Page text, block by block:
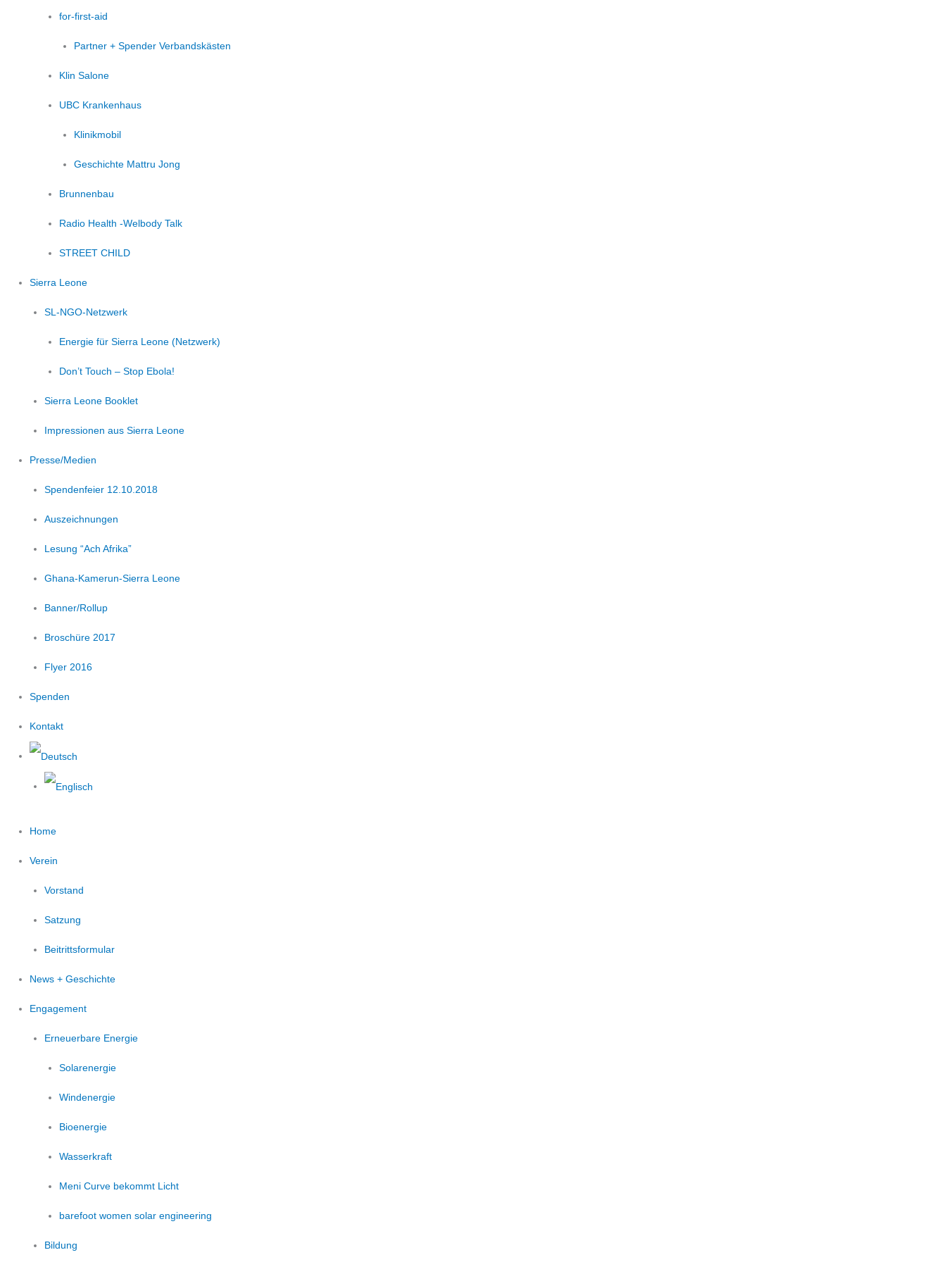
for-first-aid
Partner + Spender Verbandskästen
Klin Salone
UBC Krankenhaus
Klinikmobil
Geschichte Mattru Jong
Brunnenbau
Radio Health -Welbody Talk
STREET CHILD
Sierra Leone
SL-NGO-Netzwerk
Energie für Sierra Leone (Netzwerk)
Don’t Touch – Stop Ebola!
Sierra Leone Booklet
Impressionen aus Sierra Leone
Presse/Medien
Spendenfeier 12.10.2018
Auszeichnungen
Lesung “Ach Afrika”
Ghana-Kamerun-Sierra Leone
Banner/Rollup
Broschüre 2017
Flyer 2016
Spenden
Kontakt
Home
Verein
Vorstand
Satzung
Beitrittsformular
News + Geschichte
Engagement
Erneuerbare Energie
Solarenergie
Windenergie
Bioenergie
Wasserkraft
Meni Curve bekommt Licht
barefoot women solar engineering
Bildung